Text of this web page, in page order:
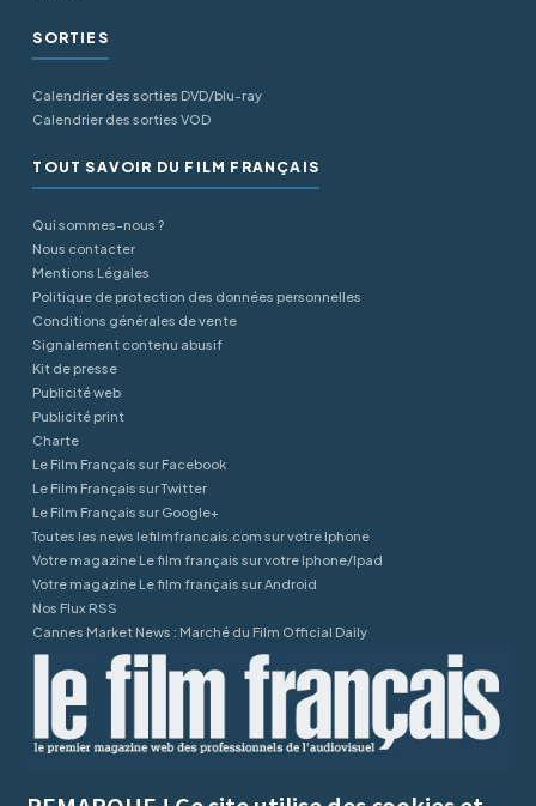
SORTIES
Calendrier des sorties DVD/blu-ray
Calendrier des sorties VOD
TOUT SAVOIR DU FILM FRANÇAIS
Qui sommes-nous ?
Nous contacter
Mentions Légales
Politique de protection des données personnelles
Conditions générales de vente
Signalement contenu abusif
Kit de presse
Publicité web
Publicité print
Charte
Le Film Français sur Facebook
Le Film Français sur Twitter
Le Film Français sur Google+
Toutes les news lefilmfrancais.com sur votre Iphone
Votre magazine Le film français sur votre Iphone/Ipad
Votre magazine Le film français sur Android
Nos Flux RSS
Cannes Market News : Marché du Film Official Daily